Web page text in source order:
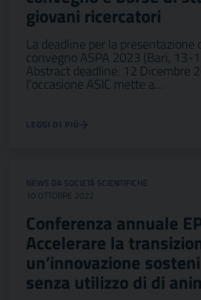
giovani ricercatori
La deadline per la presentazione
convegno ASPA 2023 (Bari, 13-
Abstract deadline: 12 Dicembre
l’occasione ASIC mette a…
LEGGI DI PIÙ
NEWS DA SOCIETÀ SCIENTIFICHE
10 OTTOBRE 2022
Conferenza annuale
Accelerare la
un’innovazione
senza utilizzo di di